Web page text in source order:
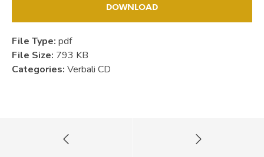
DOWNLOAD
File Type: pdf
File Size: 793 KB
Categories: Verbali CD